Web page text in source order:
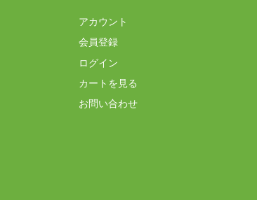
アカウント
会員登録
ログイン
カートを見る
お問い合わせ